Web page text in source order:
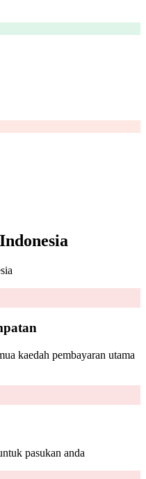
Indonesia
kaedah pembayaran utama
pasukan anda